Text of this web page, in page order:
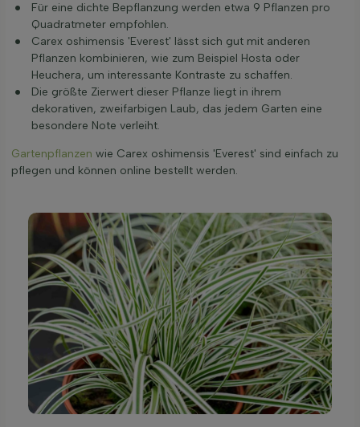
Für eine dichte Bepflanzung werden etwa 9 Pflanzen pro
Quadratmeter empfohlen.
Carex oshimensis 'Everest' lässt sich gut mit anderen
Pflanzen kombinieren, wie zum Beispiel Hosta oder
Heuchera, um interessante Kontraste zu schaffen.
Die größte Zierwert dieser Pflanze liegt in ihrem
dekorativen, zweifarbigen Laub, das jedem Garten eine
besondere Note verleiht.
Gartenpflanzen wie Carex oshimensis 'Everest' sind einfach zu
pflegen und können online bestellt werden.